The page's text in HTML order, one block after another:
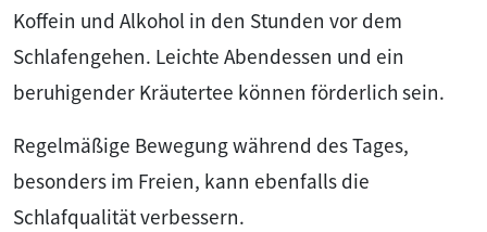
Koffein und Alkohol in den Stunden vor dem
Schlafengehen. Leichte Abendessen und ein
beruhigender Kräutertee können förderlich sein.
Regelmäßige Bewegung während des Tages,
besonders im Freien, kann ebenfalls die
Schlafqualität verbessern.